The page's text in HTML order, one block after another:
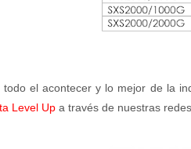
todo el acontecer y lo mejor de la
Level Upa través de nuestras